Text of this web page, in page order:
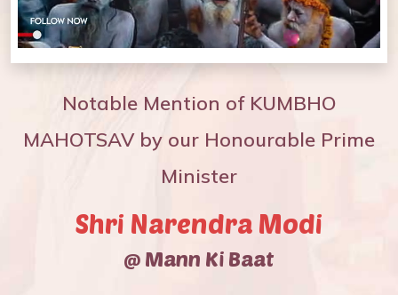
Notable Mention of KUMBHO
MAHOTSAV by our Honourable Prime
Minister
Shri Narendra Modi
@ Mann Ki Baat